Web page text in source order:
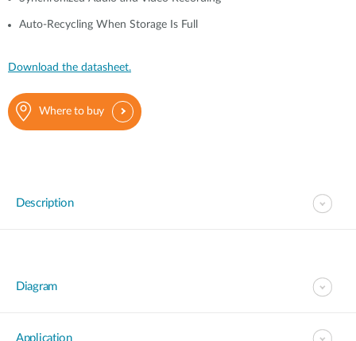
Auto-Recycling When Storage Is Full
Download the datasheet.
Where to buy
Description
Diagram
Application